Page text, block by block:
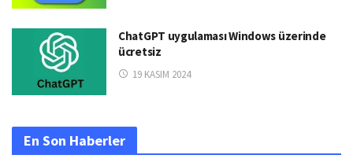
ChatGPT uygulaması Windows üzerinde
ücretsiz
19 KASIM 2024
En Son Haberler